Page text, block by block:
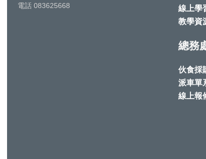
電話 083625668
線上學
教學資
總務
伙食採
派車單
線上報